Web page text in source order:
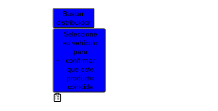
Buscar
distribuidor
Seleccione
su vehículo
para
confirmar
que este
producto
coincide